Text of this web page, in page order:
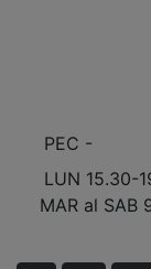
PEC -
LUN 15.30-
MAR al SAB